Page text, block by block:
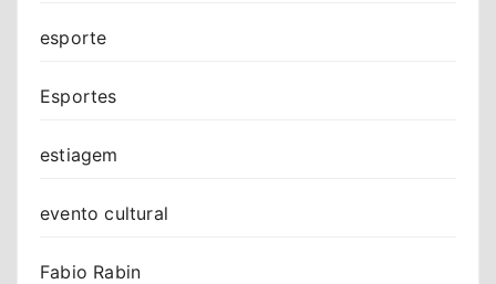
esporte
Esportes
estiagem
evento cultural
Fabio Rabin